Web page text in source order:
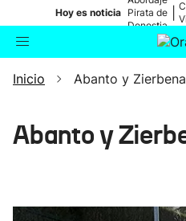
Hoy es noticia Pirata de
Donostia
Buscador
Inicio Abanto y Zierbena
Abanto y